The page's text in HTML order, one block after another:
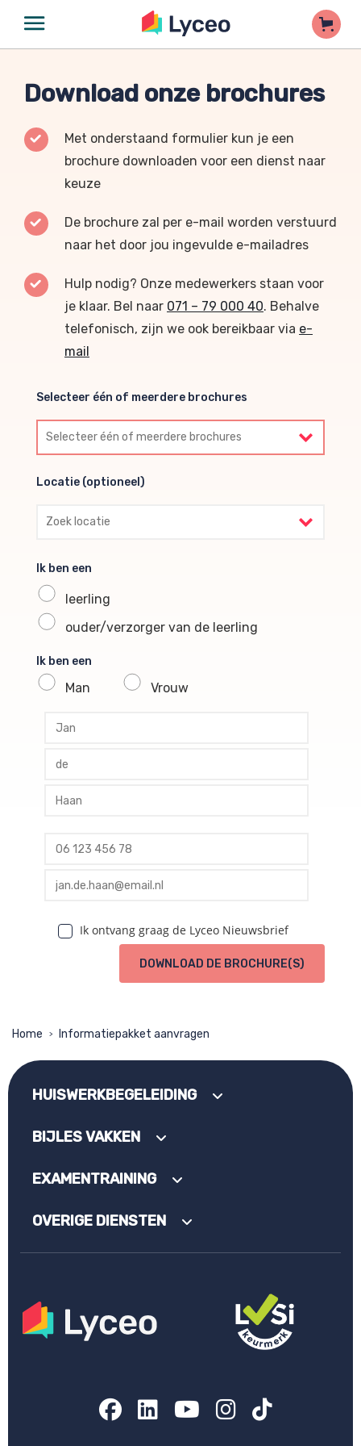
Download onze brochures
Met onderstaand formulier kun je een
brochure downloaden voor een dienst naar
keuze
De brochure zal per e-mail worden verstuurd
naar het door jou ingevulde e-mailadres
Hulp nodig? Onze medewerkers staan voor
je klaar. Bel naar 071 – 79 000 40. Behalve
telefonisch, zijn we ook bereikbaar via e-
mail
Selecteer één of meerdere brochures
Selecteer één of meerdere brochures
Locatie (optioneel)
Locatie (optioneel)
Ik ben een
leerling
ouder/verzorger van de leerling
Ik ben een
Man Vrouw
profile voornaam
profile tussenvoegsel
profile achternaam
profile telefoon
profile email
Ik ontvang graag de Lyceo Nieuwsbrief
DOWNLOAD DE BROCHURE(S)
Home > Informatiepakket aanvragen
HUISWERKBEGELEIDING
BIJLES VAKKEN
EXAMENTRAINING
OVERIGE DIENSTEN
Facebook
LinkedIn
YouTube
Instagram
TikTok